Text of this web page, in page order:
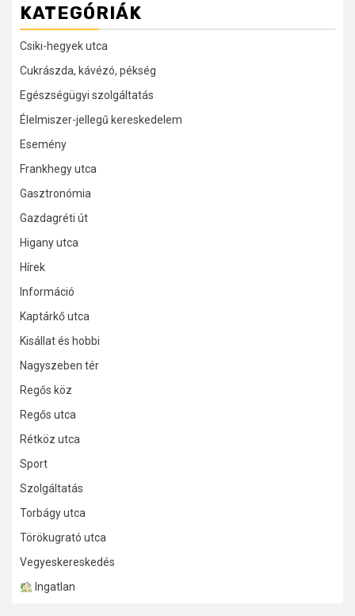
KATEGÓRIÁK
Csiki-hegyek utca
Cukrászda, kávézó, pékség
Egészségügyi szolgáltatás
Élelmiszer-jellegű kereskedelem
Esemény
Frankhegy utca
Gasztronómia
Gazdagréti út
Higany utca
Hírek
Információ
Kaptárkő utca
Kisállat és hobbi
Nagyszeben tér
Regős köz
Regős utca
Rétköz utca
Sport
Szolgáltatás
Torbágy utca
Törökugrató utca
Vegyeskereskedés
Ingatlan